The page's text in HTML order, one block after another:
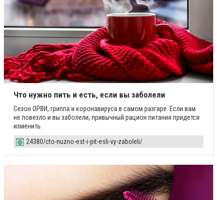
Что нужно пить и есть, если вы заболели
Сезон ОРВИ, гриппа и коронавируса в самом разгаре. Если вам
не повезло и вы заболели, привычный рацион питания придется
изменить.
24380/cto-nuzno-est-i-pit-esli-vy-zaboleli/